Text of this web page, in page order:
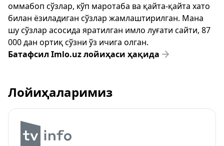
оммабоп сўзлар, кўп маротаба ва қайта-қайта хато
билан ёзиладиган сўзлар жамлаштирилган. Мана
шу сўзлар асосида яратилган имло луғати сайти, 87
000 дан ортиқ сўзни ўз ичига олган.
Батафсил Imlo.uz лойиҳаси ҳақида
Лойиҳаларимиз